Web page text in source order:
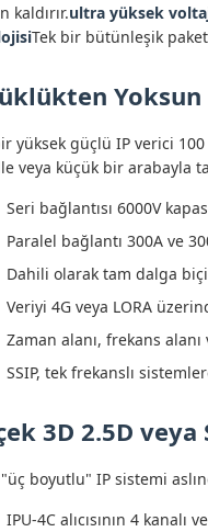
kaldırır.ultra yüksek
Tek bir bütünleşik
Yoksun
yüksek güçlü IP verici
veya küçük bir arabayla
Seri bağlantısı 6000V
Paralel bağlantı 300A ve
Dahili olarak tam dalga
Veriyi 4G veya LORA
Zaman alanı, frekans alanı
SSIP, tek frekanslı
3D 2.5D veya
boyutlu" IP sistemi
IPU-4C alıcısının 4 kanalı